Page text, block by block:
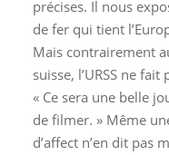
précises. Il nous
de fer qui tient
Mais contrairement
suisse, l’URSS ne
« Ce sera une belle
de filmer. » Même
d’affect n’en dit pas